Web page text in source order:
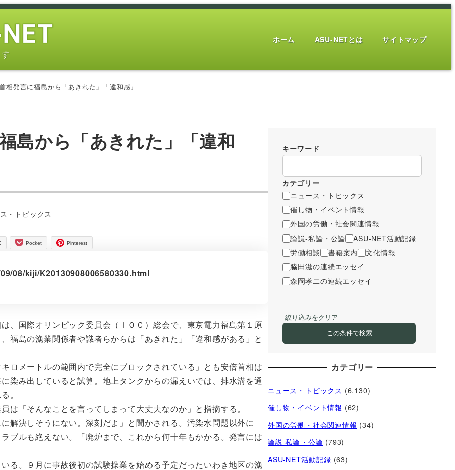
ホーム ASU-NETとは サイトマップ
相発言に福島から「あきれた」「違和感」
島から「あきれた」「違和
・トピックス
Pocket Pinterest
08/kiji/K20130908006580330.html
、国際オリンピック委員会（ＩＯＣ）総会で、東京電力福島第１原
福島の漁業関係者や識者らからは「あきれた」「違和感がある」と
ロメートルの範囲内で完全にブロックされている」とも安倍首相は
染み出していると試算。地上タンクからの漏えいでは、排水溝を通
。
「そんなことを言ってしまって大丈夫なのか」と指摘する。
解決しそうにない。深刻だよ」と聞かされる。汚染水問題以外に
ブルも絶えない。「廃炉まで、これから何十年もかかる。発言には
る。９月に事故後初の試験操業を始める予定だったいわき地区の漁
キーワード
カテゴリー
ニュース・トピックス
催し物・イベント情報
外国の労働・社会関連情報
論説-私論・公論
ASU-NET活動記録
労働相談
書籍案内
文化情報
脇田滋の連続エッセイ
森岡孝二の連続エッセイ
絞り込みをクリア
この条件で検索
カテゴリー
ニュース・トピックス (6,130)
催し物・イベント情報 (62)
外国の労働・社会関連情報 (34)
論説-私論・公論 (793)
ASU-NET活動記録 (63)